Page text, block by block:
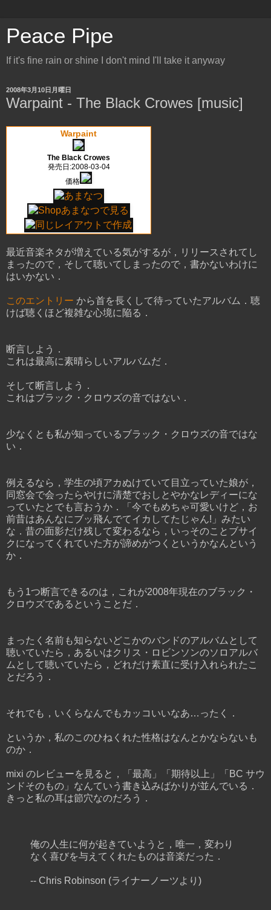
Peace Pipe
If it's fine rain or shine I don't mind I'll take it anyway
2008年3月10日月曜日
Warpaint - The Black Crowes [music]
Warpaint
The Black Crowes
発売日:2008-03-04
価格
最近音楽ネタが増えている気がするが，リリースされてし
まったので，そして聴いてしまったので，書かないわけに
はいかない．
このエントリー から首を長くして待っていたアルバム．聴
けば聴くほど複雑な心境に陥る．
断言しよう．
これは最高に素晴らしいアルバムだ．
そして断言しよう．
これはブラック・クロウズの音ではない．
少なくとも私が知っているブラック・クロウズの音ではな
い．
例えるなら，学生の頃アカぬけていて目立っていた娘が，
同窓会で会ったらやけに清楚でおしとやかなレディーにな
っていたとでも言おうか．「今でもめちゃ可愛いけど，お
前昔はあんなにブッ飛んでてイカしてたじゃん!」みたい
な．昔の面影だけ残して変わるなら，いっそのことブサイ
クになってくれていた方が諦めがつくというかなんという
か．
もう1つ断言できるのは，これが2008年現在のブラック・
クロウズであるということだ．
まったく名前も知らないどこかのバンドのアルバムとして
聴いていたら，あるいはクリス・ロビンソンのソロアルバ
ムとして聴いていたら，どれだけ素直に受け入れられたこ
とだろう．
それでも，いくらなんでもカッコいいなあ…ったく．
というか，私のこのひねくれた性格はなんとかならないも
のか．
mixi のレビューを見ると，「最高」「期待以上」「BC サウ
ンドそのもの」なんていう書き込みばかりが並んでいる．
きっと私の耳は節穴なのだろう．
俺の人生に何が起きていようと，唯一，変わり
なく喜びを与えてくれたものは音楽だった．
-- Chris Robinson (ライナーノーツより)